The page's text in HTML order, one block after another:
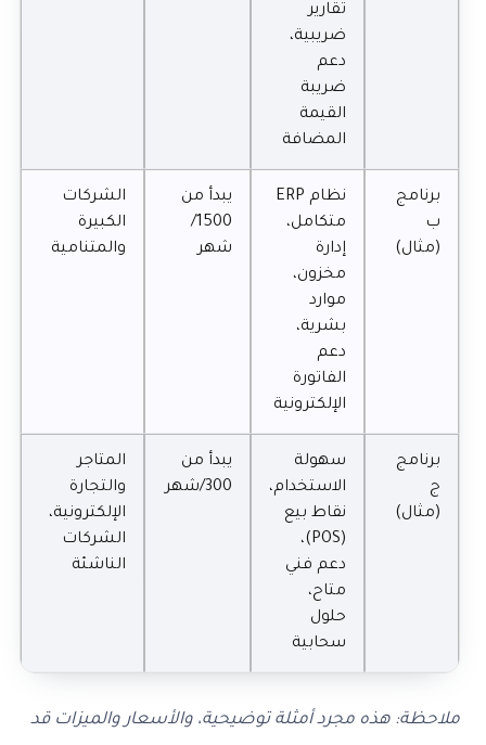
تقارير
ضريبية،
دعم
ضريبة
القيمة
المضافة
برنامج
ب
(مثال)
نظام ERP
متكامل،
إدارة
مخزون،
موارد
بشرية،
دعم
الفاتورة
الإلكترونية
يبدأ من
1500/
شهر
الشركات
الكبيرة
والمتنامية
برنامج
ج
(مثال)
سهولة
الاستخدام،
نقاط بيع
(POS)،
دعم فني
متاح،
حلول
سحابية
يبدأ من
300/شهر
المتاجر
والتجارة
الإلكترونية،
الشركات
الناشئة
ملاحظة: هذه مجرد أمثلة توضيحية، والأسعار والميزات قد